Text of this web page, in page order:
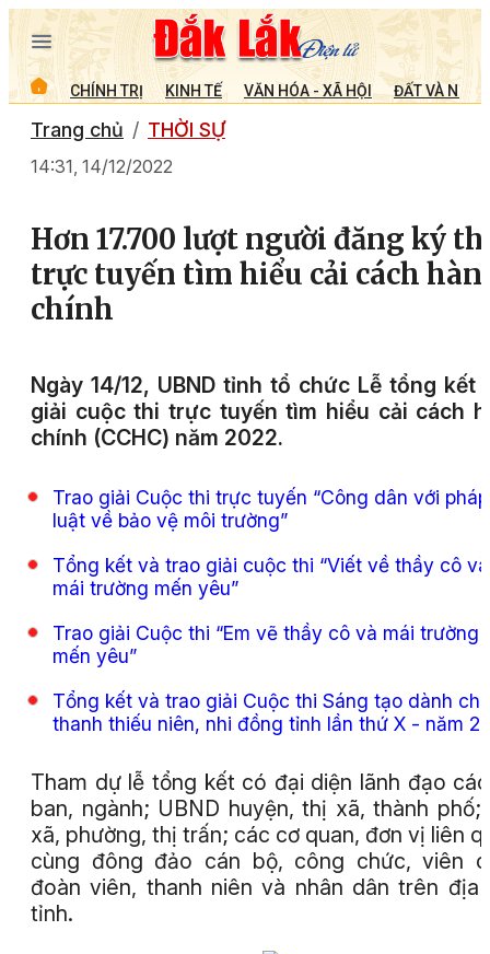
CHÍNH TRỊ KINH TẾ VĂN HÓA - XÃ HỘI ĐẤT VÀ
Trang chủ THỜI SỰ
14:31, 14/12/2022
Hơn 17.700 lượt người đăng ký
trực tuyến tìm hiểu cải cách
chính
Ngày 14/12, UBND tỉnh tổ chức Lễ tổng kết
giải cuộc thi trực tuyến tìm hiểu cải cách
chính (CCHC) năm 2022.
Trao giải Cuộc thi trực tuyến “Công dân với pháp
luật về bảo vệ môi trường”
Tổng kết và trao giải cuộc thi “Viết về thầy cô và
mái trường mến yêu”
Trao giải Cuộc thi “Em vẽ thầy cô và mái trường
mến yêu”
Tổng kết và trao giải Cuộc thi Sáng tạo dành cho
thanh thiếu niên, nhi đồng tỉnh lần thứ X - năm
Tham dự lễ tổng kết có đại diện lãnh đạo
ban, ngành; UBND huyện, thị xã, thành phố;
xã, phường, thị trấn; các cơ quan, đơn vị liên
cùng đông đảo cán bộ, công chức, viên
đoàn viên, thanh niên và nhân dân trên địa
tỉnh.